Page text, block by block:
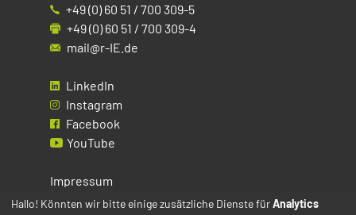
+49 (0) 60 51 / 700 309-5
+49 (0) 60 51 / 700 309-4
mail@r-IE.de
LinkedIn
Instagram
Facebook
YouTube
Impressum
Datenschutz
Hallo! Könnten wir bitte einige zusätzliche Dienste fürAnalytics